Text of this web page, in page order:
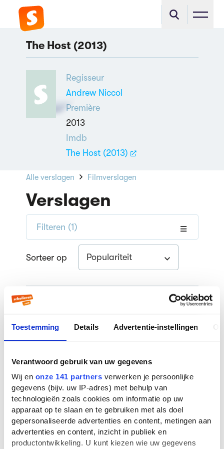
Toestemming Details Advertentie-instellingen
Verantwoord gebruik van uw gegevens
Wij en onze 141 partners verwerken je persoonlijke
gegevens (bijv. uw IP-adres) met behulp van
technologieën zoals cookies om informatie op uw
apparaat op te slaan en te gebruiken met als doel
gepersonaliseerde advertenties en content, metingen aan
advertenties en content, inzicht in publiek en
productontwikkeling. U kunt kiezen wie uw gegevens
The Host (2013)
Regisseur
Andrew Niccol
Première
2013
Imdb
The Host (2013)
Alle verslagen Filmverslagen
Verslagen
Filteren (1)
Sorteer op Populariteit